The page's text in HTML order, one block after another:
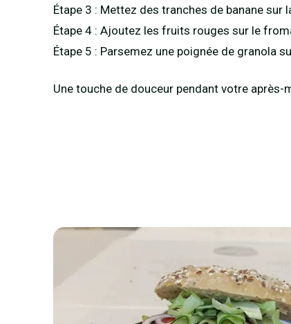
Étape 3 : Mettez des tranches de banane sur
Étape 4 : Ajoutez les fruits rouges sur le
Étape 5 : Parsemez une poignée de granola
Une touche de douceur pendant votre après-